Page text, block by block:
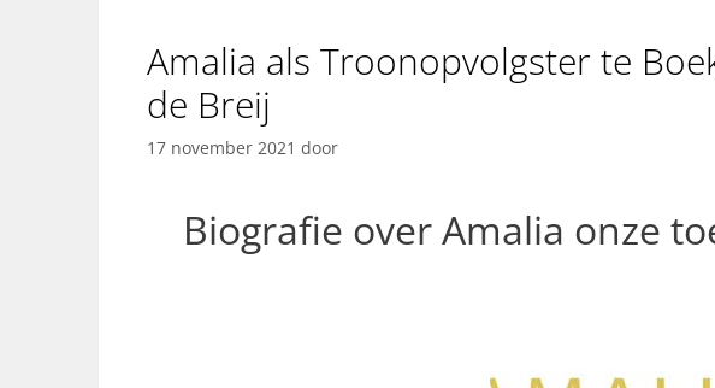
Amalia als Troonopvolgster te
de Breij
17 november 2021 door
Biografie over Amalia onze